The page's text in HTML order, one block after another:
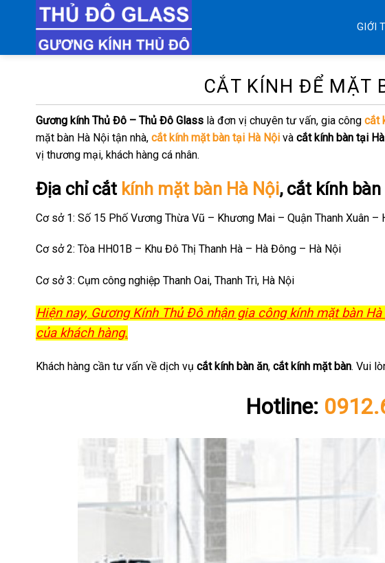
dung
GIỚI
CẮT KÍNH ĐỂ MẶT
Gương kính Thủ Đô – Thủ Đô Glass là đơn vị chuyên tư vấn, gia công cắt
mặt bàn Hà Nội tận nhà, cắt kính mặt bàn tại Hà Nội và cắt kính bàn tại
vị thương mại, khách hàng cá nhân.
Địa chỉ cắt kính mặt bàn Hà Nội, cắt kính
Cơ sở 1: Số 15 Phố Vương Thừa Vũ – Khương Mai – Quận Thanh Xuân –
Cơ sở 2: Tòa HH01B – Khu Đô Thị Thanh Hà – Hà Đông – Hà Nội
Cơ sở 3: Cụm công nghiệp Thanh Oai, Thanh Trì, Hà Nội
Hiện nay, Gương Kính Thủ Đô nhận gia công kính mặt bàn
của khách hàng.
Khách hàng cần tư vấn về dịch vụ cắt kính bàn ăn, cắt kính mặt bàn. Vui
Hotline: